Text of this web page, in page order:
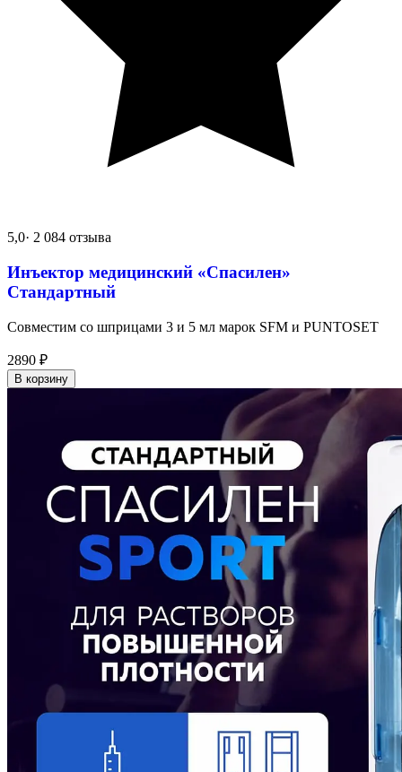
5,0· 2 084 отзыва
Инъектор медицинский «Спасилен»
Стандартный
Совместим со шприцами 3 и 5 мл марок SFM и PUNTOSET
2890 ₽
В корзину